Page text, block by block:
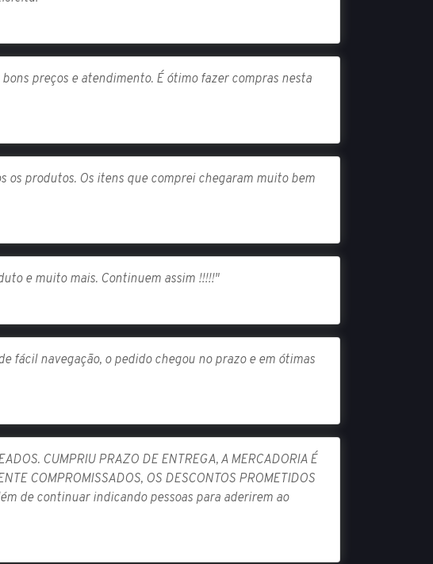
preços e atendimento. É ótimo fazer compras nesta
produtos. Os itens que comprei chegaram muito bem
e muito mais. Continuem assim !!!!!"
fácil navegação, o pedido chegou no prazo e em ótimas
CUMPRIU PRAZO DE ENTREGA, A MERCADORIA É
COMPROMISSADOS, OS DESCONTOS PROMETIDOS
de continuar indicando pessoas para aderirem ao